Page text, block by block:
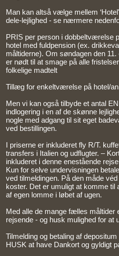
Man kan altså vælge mellem
dele-lejlighed - se nærmere
PRIS per person i dobbeltværelse
hotel med fuldpension (ex.
måltiderne). Om søndagen den
er nødt til at smage på alle
folkelige madtelt
Tillæg for enkeltværelse på hotel/
Men vi kan også tilbyde et antal
indlogering i en af de skønne
nogle med adgang til sit eget
ved bestillingen.
I priserne er inkluderet fly R/T.
transfers i Italien og udflugter. –
inkluderet i denne enestående
Kun for selve undervisningen
ved tilmeldingen. På den måde
koster. Det er umuligt at komme til
af egen lomme i løbet af ugen.
Med alle de mange fælles måltider
rejsende - og husk mulighed for
Tilmelding og betaling af
HUSK at have Dankort og gyldigt